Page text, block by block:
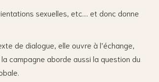
sexuelles, etc…. et donc donne
de dialogue, elle ouvre à l’échange,
campagne aborde aussi la question du